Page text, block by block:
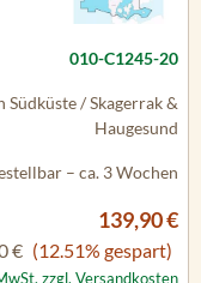
010-C1245-20
Südküste / Skagerrak &
Haugesund
– ca. 3 Wochen
139,90 €
€ (12.51% gespart)
zzgl. Versandkosten